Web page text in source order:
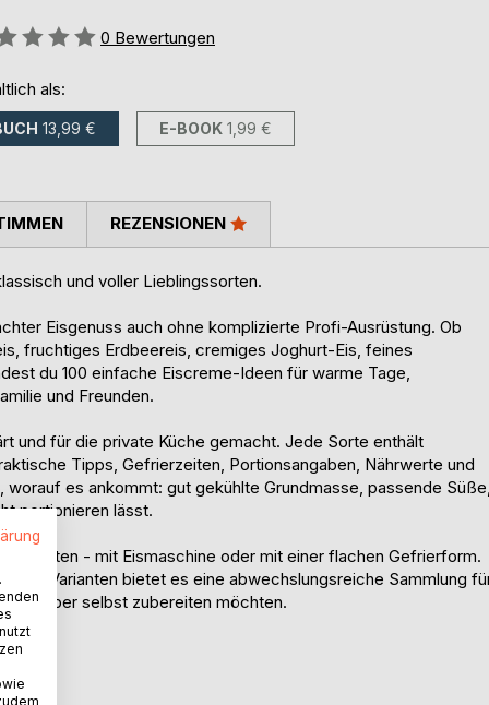
0 Bewertungen
als:
13,99 € E-BOOK 1,99 €
und voller Lieblingssorten.
Eisgenuss auch ohne komplizierte Profi-Ausrüstung. Ob
fruchtiges Erdbeereis, cremiges Joghurt-Eis, feines
du 100 einfache Eiscreme-Ideen für warme Tage,
und Freunden.
und für die private Küche gemacht. Jede Sorte enthält
Tipps, Gefrierzeiten, Portionsangaben, Nährwerte und
es ankommt: gut gekühlte Grundmasse, passende
portionieren lässt.
möchten - mit Eismaschine oder mit einer flachen Gefrierform.
Varianten bietet es eine abwechslungsreiche Sammlung
lieber selbst zubereiten möchten.
REZENSIONEN